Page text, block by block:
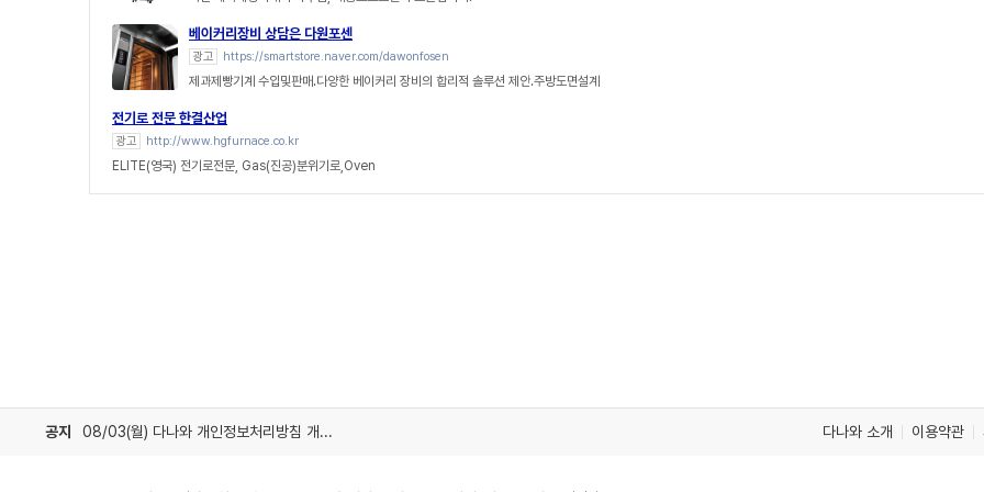
베이커리장비 상담은 다원포센
광고 https://smartstore.naver.com/dawonfosen
제과제빵기계 수입및판매.다양한 베이커리 장비의 합리적 솔루션 제안.주방도면설계
전기로 전문 한결산업
광고 http://www.hgfurnace.co.kr
ELITE(영국) 전기로전문, Gas(진공)분위기로,Oven
공지 08/03(월) 다나와 개인정보처리방침 개정 안내 다나와 소개 이용약관